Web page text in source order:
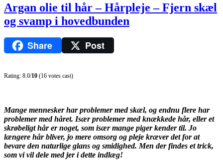
Argan olie til hår – Hårpleje – Fjern skæl
og svamp i hovedbunden
Share
Post
Rating: 8.0/10 (16 votes cast)
Mange mennesker har problemer med skæl, og endnu flere har
problemer med håret. Især problemer med knækkede hår, eller et
skrøbeligt hår er noget, som især mange piger kender til. Jo
længere hår bliver, jo mere omsorg og pleje kræver det for at
bevare den naturlige glans og smidighed. Men der findes et trick,
som vi vil dele med jer i dette indlæg!